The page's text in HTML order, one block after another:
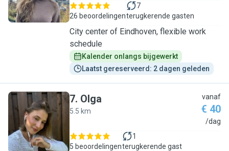
26 beoordelingen
7
terugkerende gasten
City center of Eindhoven, flexible work
schedule
Kalender onlangs bijgewerkt
Laatst gereserveerd: 2 dagen geleden
O
7. Olga
5.5 km
vanaf
€ 40
/dag
5 beoordelingen
1
terugkerende gast